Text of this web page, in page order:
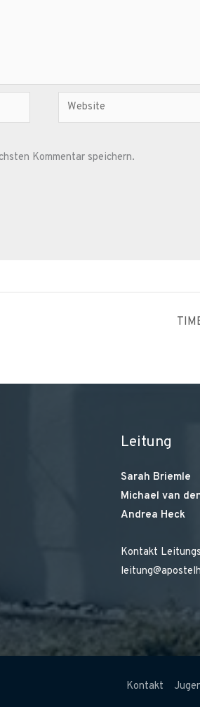
Website
Kommentar speichern.
Leitung
Sarah Briemle
Michael van
Andrea Heck
Kontakt
Kontakt